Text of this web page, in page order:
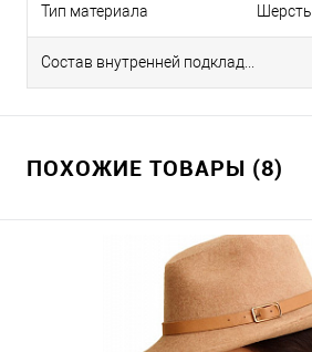
Тип материала Шерсть
ПОХОЖИЕ ТОВАРЫ (8)